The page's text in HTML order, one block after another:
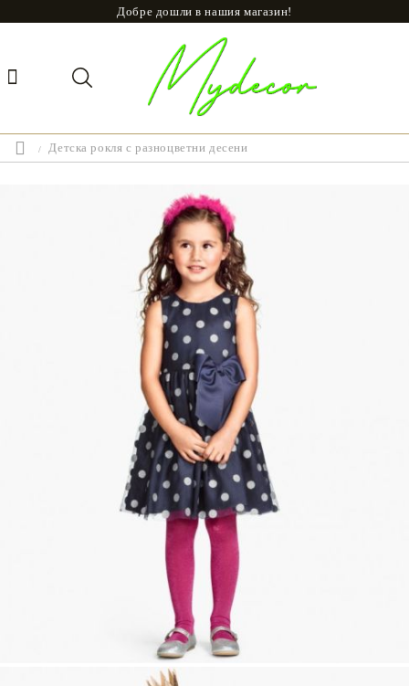
Добре дошли в нашия магазин!
Детска рокля с разноцветни десени